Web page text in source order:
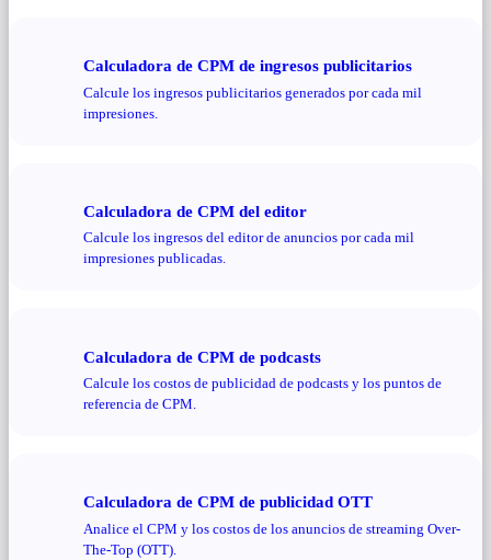
Calculadora de CPM de ingresos publicitarios
Calcule los ingresos publicitarios generados por cada mil
impresiones.
Calculadora de CPM del editor
Calcule los ingresos del editor de anuncios por cada mil
impresiones publicadas.
Calculadora de CPM de podcasts
Calcule los costos de publicidad de podcasts y los puntos de
referencia de CPM.
Calculadora de CPM de publicidad OTT
Analice el CPM y los costos de los anuncios de streaming Over-
The-Top (OTT).